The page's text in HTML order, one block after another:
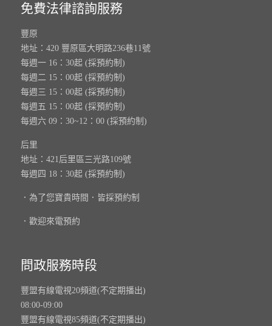
免費法律諮詢服務
豐原
地址：420 豐原區大明路236巷11號
每週一 16：30起 (採預約制)
每週二 15：00起 (採預約制)
每週三 15：00起 (採預約制)
每週五 15：00起 (採預約制)
每週六 09：30~12：00 (採預約制)
后里
地址：421后里區三光路109號
每週四 18：30起 (採預約制)
．為了您寶貴時間．皆採預約制
．歡迎來電預約
問政服務時段
豐盟有線電視20頻道(不定期播出)
08:00-09:00
豐盟有線電視85頻道(不定期播出)